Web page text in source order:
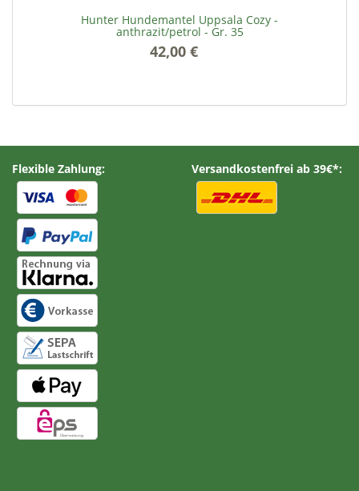
Hunter Hundemantel Uppsala Cozy -
anthrazit/petrol - Gr. 35
42,00 €
Flexible Zahlung: Versandkostenfrei ab 39€*: